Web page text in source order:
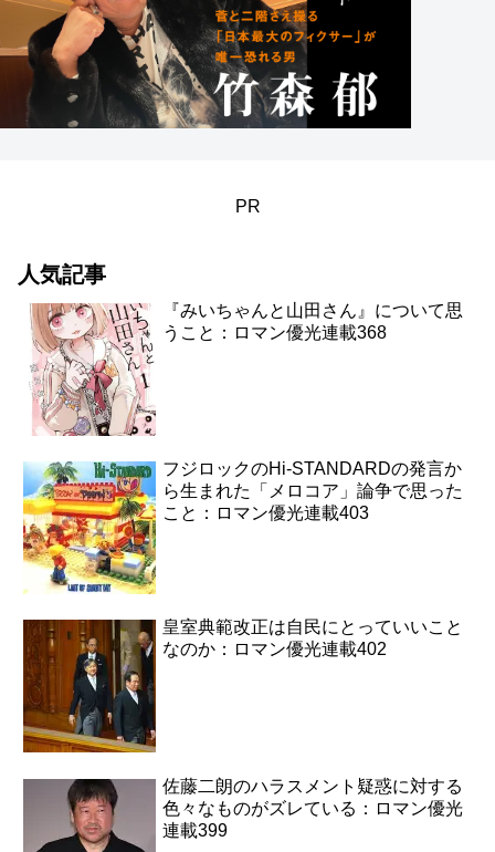
PR
人気記事
『みいちゃんと山田さん』について思
うこと：ロマン優光連載368
フジロックのHi-STANDARDの発言か
ら生まれた「メロコア」論争で思った
こと：ロマン優光連載403
皇室典範改正は自民にとっていいこと
なのか：ロマン優光連載402
佐藤二朗のハラスメント疑惑に対する
色々なものがズレている：ロマン優光
連載399